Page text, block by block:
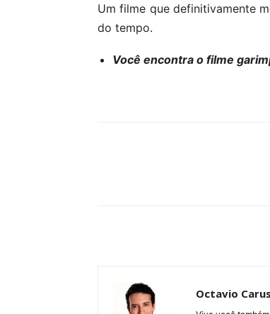
Um filme que definitivamente
do tempo.
Você encontra o filme
Octavio